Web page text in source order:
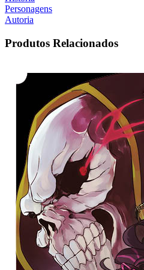
Personagens
Autoria
Produtos Relacionados